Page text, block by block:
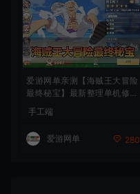
爱游网单亲测【海贼王大冒险
最终秘宝】最新整理单机修复
版 带网页GM充值物品后台
回合制抽卡模拟器手游 虚拟
机一键端视频教学+手工端文
本教学
手工端
爱游网单 280